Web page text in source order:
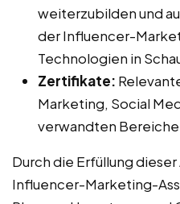
weiterzubilden und
der Influencer-
Technologien in
Zertifikate:
Marketing, Social
verwandten
Durch die Erfüllung
Influencer-Marketing-